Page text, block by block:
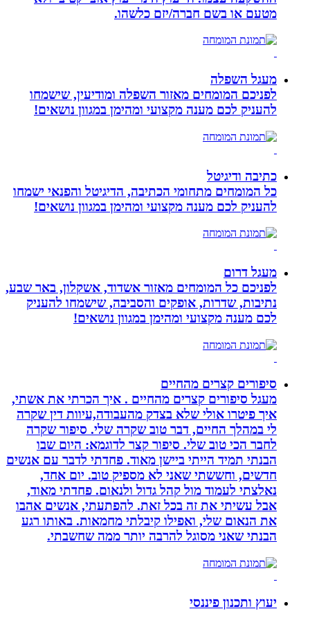
מטעם או בשם חברה/יזם כלשהו.
מעגל השפלה
לפניכם המומחים מאזור השפלה ומודיעין, שישמחו
להעניק לכם מענה מקצועי ומהימן במגוון נושאים!
כתיבה ודיגיטל
כל המומחים מתחומי הכתיבה, הדיגיטל והפנאי ישמחו
להעניק לכם מענה מקצועי ומהימן במגוון נושאים!
מעגל דרום
לפניכם כל המומחים מאזור אשדוד, אשקלון, באר שבע,
נתיבות, שדרות, אופקים והסביבה, שישמחו להעניק
לכם מענה מקצועי ומהימן במגוון נושאים!
סיפורים קצרים מהחיים
מעגל סיפורים קצרים מהחיים . איך הכרתי את אשתי,
איך פיטרו אולי שלא בצדק מהעבודה,עיוות דין שקרה
לי במהלך החיים, דבר טוב שקרה שלי. סיפור שקרה
לחבר הכי טוב שלי. סיפור קצר לדוגמא: היום שבו
הבנתי תמיד הייתי ביישן מאוד. פחדתי לדבר עם אנשים
חדשים, וחששתי שאני לא מספיק טוב. יום אחד,
נאלצתי לעמוד מול קהל גדול ולנאום. פחדתי מאוד,
אבל עשיתי את זה בכל זאת. להפתעתי, אנשים אהבו
את הנאום שלי, ואפילו קיבלתי מחמאות. באותו רגע
הבנתי שאני מסוגל להרבה יותר ממה שחשבתי.
יעוץ ותכנון פיננסי